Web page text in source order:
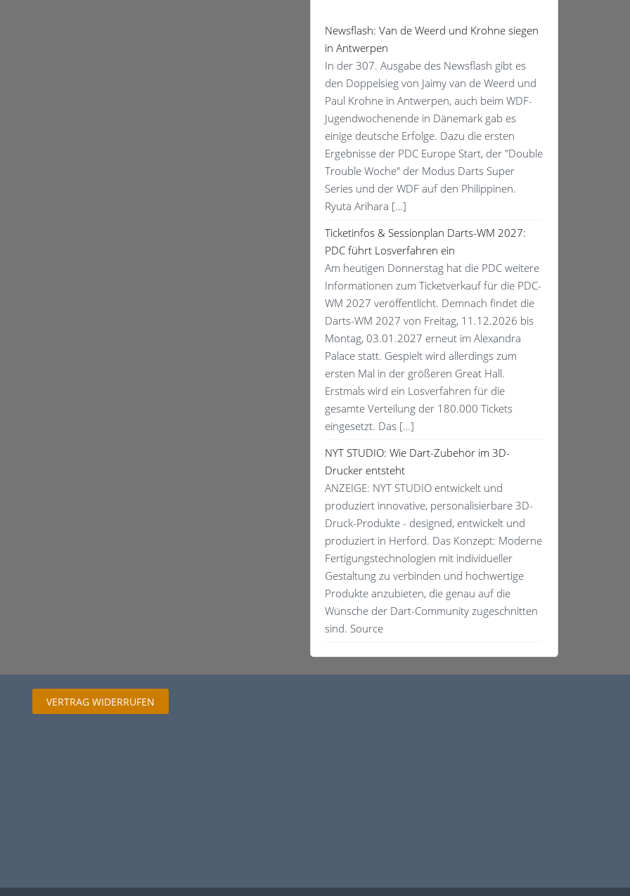
Newsflash: Van de Weerd und Krohne siegen
in Antwerpen
In der 307. Ausgabe des Newsflash gibt es
den Doppelsieg von Jaimy van de Weerd und
Paul Krohne in Antwerpen, auch beim WDF-
Jugendwochenende in Dänemark gab es
einige deutsche Erfolge. Dazu die ersten
Ergebnisse der PDC Europe Start, der "Double
Trouble Woche" der Modus Darts Super
Series und der WDF auf den Philippinen.
Ryuta Arihara […]
Ticketinfos & Sessionplan Darts-WM 2027:
PDC führt Losverfahren ein
Am heutigen Donnerstag hat die PDC weitere
Informationen zum Ticketverkauf für die PDC-
WM 2027 veröffentlicht. Demnach findet die
Darts-WM 2027 von Freitag, 11.12.2026 bis
Montag, 03.01.2027 erneut im Alexandra
Palace statt. Gespielt wird allerdings zum
ersten Mal in der größeren Great Hall.
Erstmals wird ein Losverfahren für die
gesamte Verteilung der 180.000 Tickets
eingesetzt. Das […]
NYT STUDIO: Wie Dart-Zubehör im 3D-
Drucker entsteht
ANZEIGE: NYT STUDIO entwickelt und
produziert innovative, personalisierbare 3D-
Druck-Produkte - designed, entwickelt und
produziert in Herford. Das Konzept: Moderne
Fertigungstechnologien mit individueller
Gestaltung zu verbinden und hochwertige
Produkte anzubieten, die genau auf die
Wünsche der Dart-Community zugeschnitten
sind. Source
VERTRAG WIDERRUFEN